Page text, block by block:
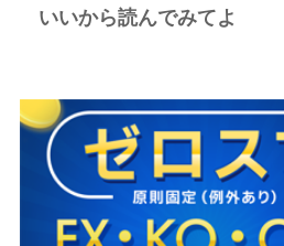
いいから読んでみてよ